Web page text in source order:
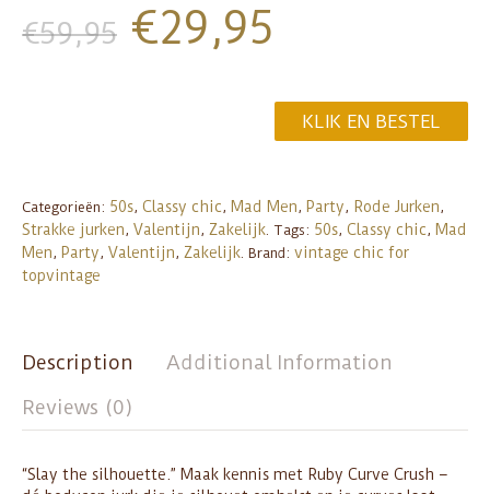
€59,95 €29,95
KLIK EN BESTEL
Categorieën: 50s, Classy chic, Mad Men, Party, Rode Jurken,
Strakke jurken, Valentijn, Zakelijk. Tags: 50s, Classy chic, Mad
Men, Party, Valentijn, Zakelijk. Brand: vintage chic for
topvintage
Description
Additional Information
Reviews (0)
“Slay the silhouette.” Maak kennis met Ruby Curve Crush –